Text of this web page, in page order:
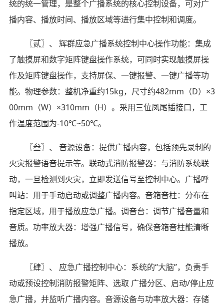
统的统一管理，是整个广播系统的核心控制设备，可对广
播内容、播放时间、播放区域等进行集中控制和调度。
〖贰〗、 辉群应急广播系统控制中心操作功能：集成
了触摸屏和数字矩阵键盘操作系统，可同时实现触摸屏操
作及矩阵键盘操作，支持屏保、一键报警、一键广播等功
能。物理参数：整机净重约15kg，尺寸约482mm（D）×3
00mm（W）×310mm（H）。采用三位凤尾插接口，工
作温度范围为-10℃~50℃。
〖叁〗、 音源设备：提供广播内容，包括预先录制的
火灾报警语音提示等。联动式消防报警器：与消防系统联
动，一旦检测到火灾，立即发送信号至控制中心。广播呼
叫站：用于手动启动或调整广播内容。音箱音柱：分布在
指定区域，用于播放应急广播。调音台：调节广播音量和
音质。功率放大器：增强广播信号，确保音箱音柱能清晰
播放。
〖肆〗、 应急广播控制中心：系统的“大脑”，负责手
动或预设控制消防报警矩阵、选取 广播分区、启动/停止应
急广播，并监听广播内容。音源设备与功率放大器：存储